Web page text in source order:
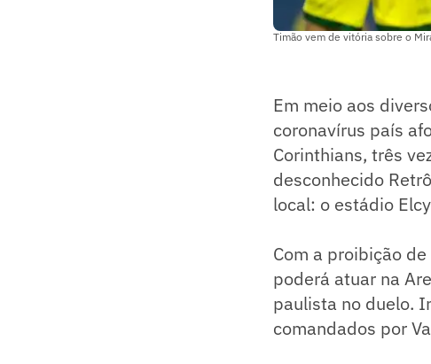
Timão vem de vitória sobre o
Em meio aos
coronavírus país
Corinthians, três
desconhecido
local: o estádio
Com a proibição
poderá atuar na
paulista no duelo.
comandados por